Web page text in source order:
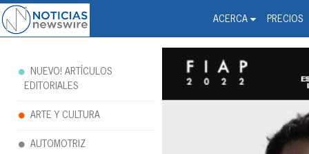
ACERCA PRECIOS
Noticias Newswire -
NUEVO! ARTÍCULOS
EDITORIALES
ARTE Y CULTURA
AUTOMOTRIZ